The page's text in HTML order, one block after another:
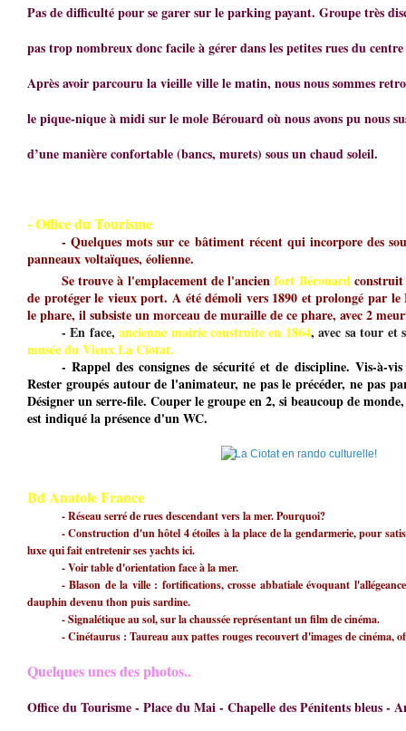
Pas de difficulté pour se garer sur le parking payant. Groupe très
pas trop nombreux donc facile à gérer dans les petites rues du
Après avoir parcouru la vieille ville le matin, nous nous sommes
le pique-nique à midi sur le mole Bérouard où nous avons pu nous
d’une manière confortable (bancs, murets) sous un chaud soleil.
- Office du Tourisme
- Quelques mots sur ce bâtiment récent qui incorpore des
panneaux voltaïques, éolienne.
Se trouve à l'emplacement de l'ancienfort Bérouardconstruit
de protéger le vieux port. A été démoli vers 1890 et prolongé par
le phare, il subsiste un morceau de muraille de ce phare, avec 2
- En face, ancienne mairie construite en 1864, avec sa tour et
musée du Vieux La Ciotat.
- Rappel des consignes de sécurité et de discipline. Vis-à-
Rester groupés autour de l'animateur, ne pas le précéder, ne pas
Désigner un serre-file. Couper le groupe en 2, si beaucoup de
est indiqué la présence d'un WC.
Bd Anatole France
- Réseau serré de rues descendant vers la mer. Pourquoi?
- Construction d'un hôtel 4 étoiles à la place de la gendarmerie, pour
luxe qui fait entretenir ses yachts ici.
- Voir table d'orientation face à la mer.
- Blason de la ville : fortifications, crosse abbatiale évoquant
dauphin devenu thon puis sardine.
- Signalétique au sol, sur la chaussée représentant un film de cinéma.
- Cinétaurus : Taureau aux pattes rouges recouvert d'images de cinéma,
Quelques unes des photos..
Office du Tourisme - Place du Mai - Chapelle des Pénitents bleus -